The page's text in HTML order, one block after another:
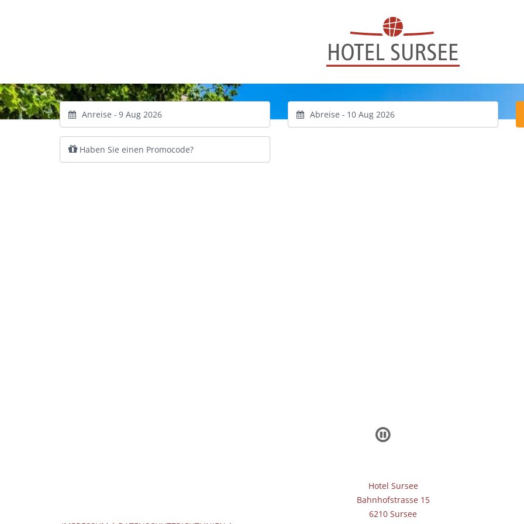
Anreise - Abreise -
Haben Sie einen Promocode?
Hotel Sursee
Bahnhofstrasse 15
6210 Sursee